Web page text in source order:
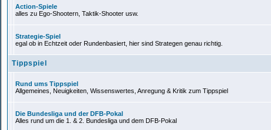
Action-Spiele
alles zu Ego-Shootern, Taktik-Shooter usw.
Strategie-Spiel
egal ob in Echtzeit oder Rundenbasiert, hier sind Strategen genau richtig.
Tippspiel
Rund ums Tippspiel
Allgemeines, Neuigkeiten, Wissenswertes, Anregung & Kritik zum Tippspiel
Die Bundesliga und der DFB-Pokal
Alles rund um die 1. & 2. Bundesliga und dem DFB-Pokal